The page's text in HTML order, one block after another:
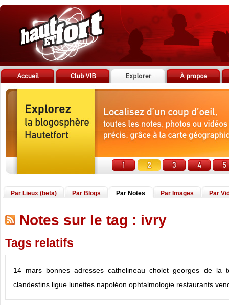
Par Lieux (beta) Par Blogs Par Notes Par Images Par
Notes sur le tag : ivry
Tags relatifs
14 mars bonnes adresses cathelineau cholet georges de la
clandestins ligue lunettes napoléon ophtalmologie restaurants